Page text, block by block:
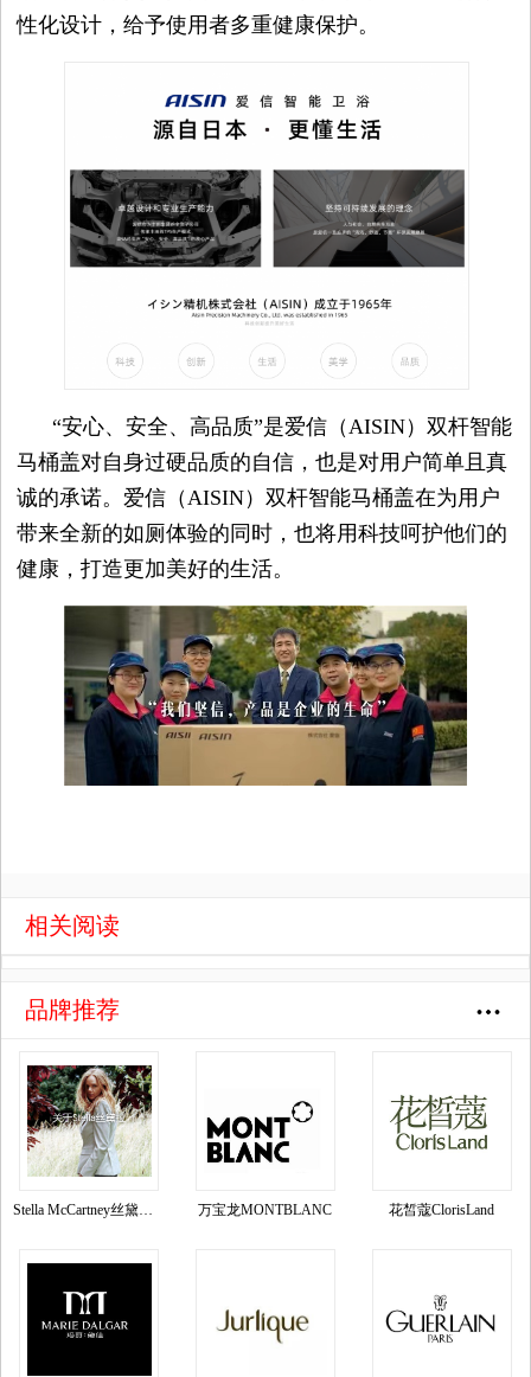
性化设计，给予使用者多重健康保护。
“安心、安全、高品质”是爱信（AISIN）双杆智能
马桶盖对自身过硬品质的自信，也是对用户简单且真
诚的承诺。爱信（AISIN）双杆智能马桶盖在为用户
带来全新的如厕体验的同时，也将用科技呵护他们的
健康，打造更加美好的生活。
相关阅读
品牌推荐
Stella McCartney丝黛拉•麦卡妮品牌资料介绍 万宝龙MONTBLANC 花皙蔻ClorisLand